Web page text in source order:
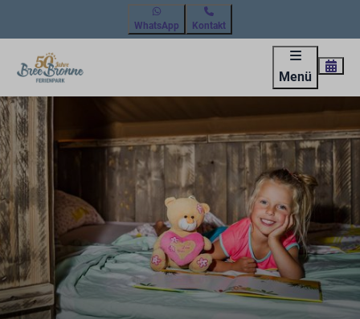
WhatsApp Kontakt
Menü